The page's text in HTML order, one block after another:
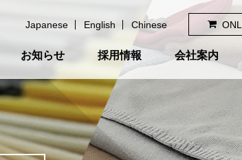
Japanese English Chinese
お知らせ 採用情報 会社案内